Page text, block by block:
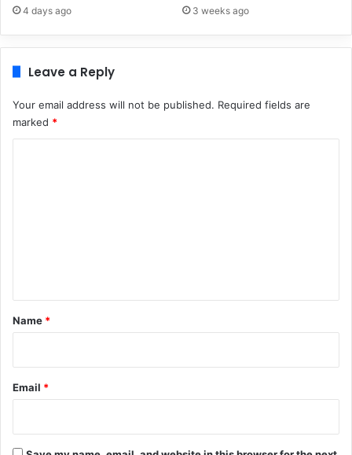
4 days ago 3 weeks ago
Leave a Reply
Your email address will not be published. Required fields are
marked *
*
Name *
Email *